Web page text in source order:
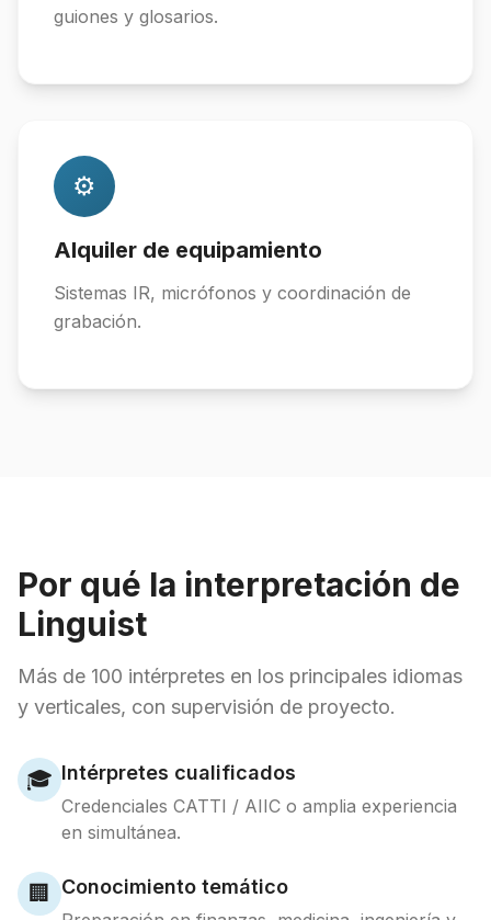
guiones y glosarios.
⚙️
Alquiler de equipamiento
Sistemas IR, micrófonos y coordinación de
grabación.
Por qué la interpretación de
Linguist
Más de 100 intérpretes en los principales idiomas
y verticales, con supervisión de proyecto.
🎓 Intérpretes cualificados
Credenciales CATTI / AIIC o amplia experiencia
en simultánea.
🏢 Conocimiento temático